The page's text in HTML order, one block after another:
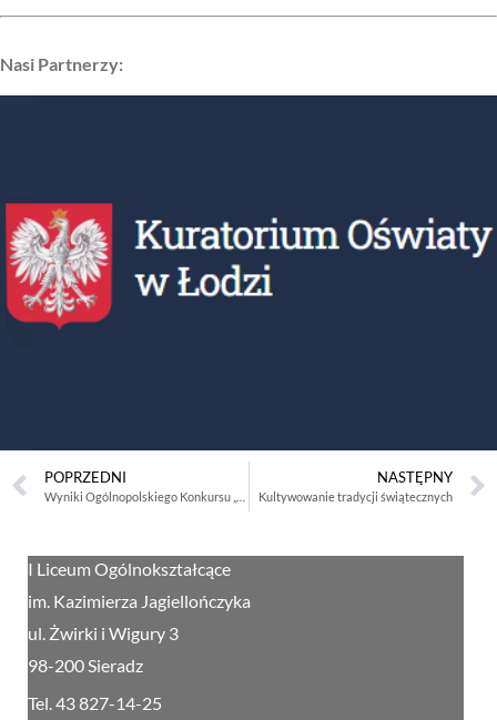
Nasi Partnerzy:
POPRZEDNI NASTĘPNY
Kultywowanie tradycji świątecznych
I Liceum Ogólnokształcące
im. Kazimierza Jagiellończyka
ul. Żwirki i Wigury 3
98-200 Sieradz
Tel. 43 827-14-25